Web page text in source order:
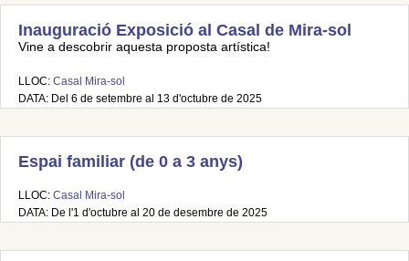
Inauguració Exposició al Casal de Mira-sol
Vine a descobrir aquesta proposta artística!
LLOC: Casal Mira-sol
DATA: Del 6 de setembre al 13 d'octubre de 2025
Espai familiar (de 0 a 3 anys)
LLOC: Casal Mira-sol
DATA: De l'1 d'octubre al 20 de desembre de 2025